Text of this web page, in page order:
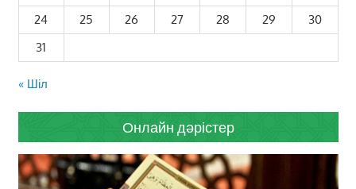
24
25 26 27 28 29
30
31
« Шіл
Онлайн дәрістер